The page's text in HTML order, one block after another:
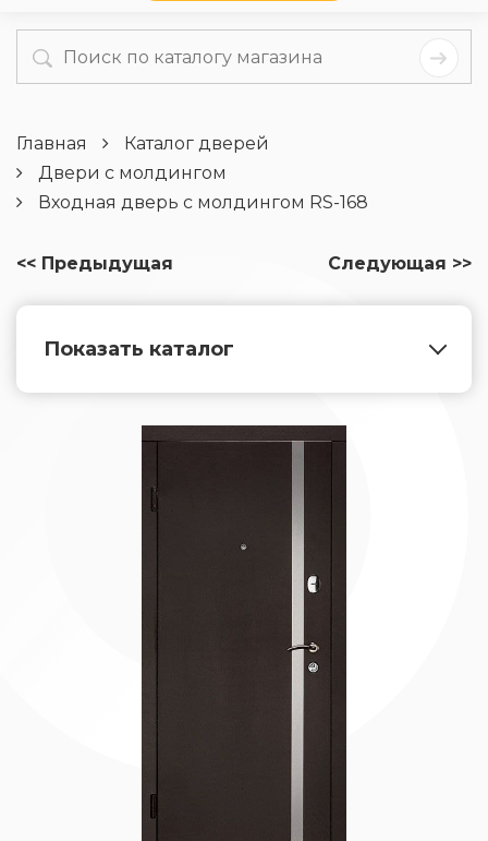
Главная
Каталог дверей
Двери с молдингом
Входная дверь с молдингом RS-168
<< Предыдущая Следующая >>
Показать каталог